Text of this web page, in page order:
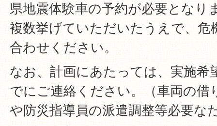
県地震体験車の予約が必要となり
複数挙げていただいたうえで、危
合わせください。
なお、計画にあたっては、実施希
でにご連絡ください。（車両の借
や防災指導員の派遣調整等必要な